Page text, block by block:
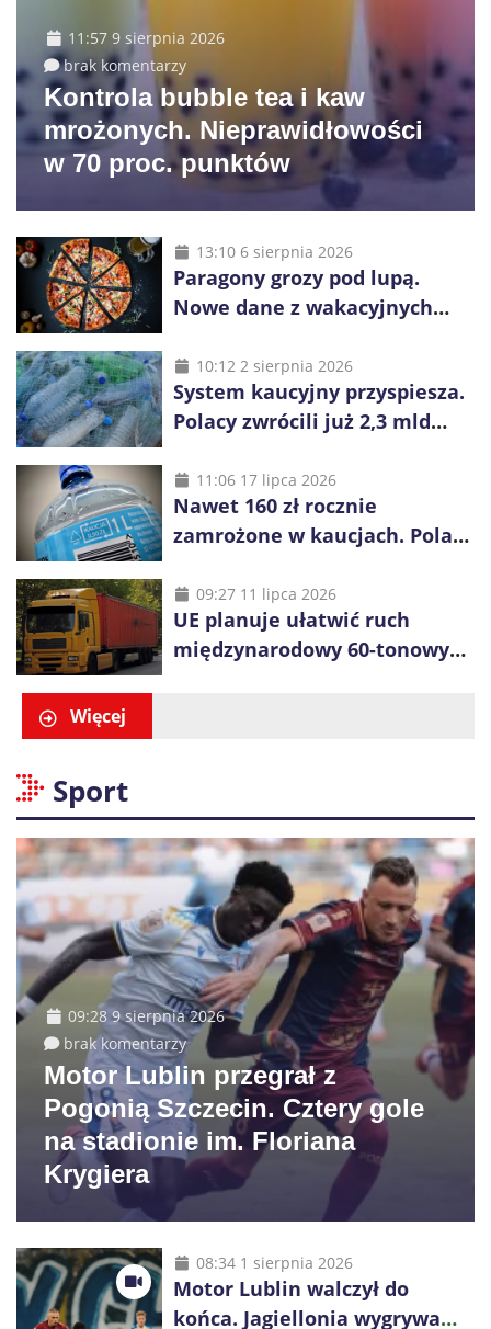
11:57 9 sierpnia 2026
brak komentarzy
Kontrola bubble tea i kaw
mrożonych. Nieprawidłowości
w 70 proc. punktów
13:10 6 sierpnia 2026
Paragony grozy pod lupą.
Nowe dane z wakacyjnych
10:12 2 sierpnia 2026
System kaucyjny przyspiesza.
Polacy zwrócili już 2,3 mld
11:06 17 lipca 2026
Nawet 160 zł rocznie
zamrożone w kaucjach. Polacy
vouchery
09:27 11 lipca 2026
UE planuje ułatwić ruch
międzynarodowy 60-tonowych
Więcej
Sport
09:28 9 sierpnia 2026
brak komentarzy
Motor Lublin przegrał z
Pogonią Szczecin. Cztery gole
na stadionie im. Floriana
Krygiera
08:34 1 sierpnia 2026
Motor Lublin walczył do
końca. Jagiellonia wygrywa